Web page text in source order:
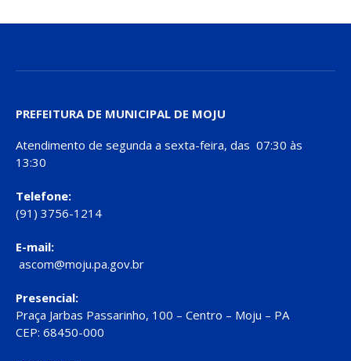
PREFEITURA DE MUNICIPAL DE MOJU
Atendimento de segunda a sexta-feira, das 07:30 às
13:30
Telefone:
(91) 3756-1214
E-mail:
ascom@moju.pa.gov.br
Presencial:
Praça Jarbas Passarinho, 100 – Centro – Moju – PA
CEP: 68450-000